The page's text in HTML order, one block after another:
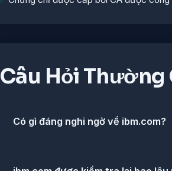
Câu Hỏi Thường
Có gì đáng nghi ngờ về ibm.com?